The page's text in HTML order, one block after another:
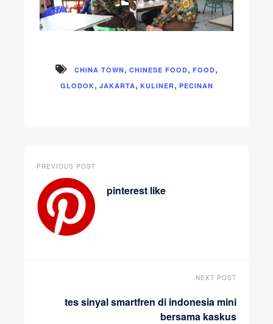
CHINA TOWN, CHINESE FOOD, FOOD,
GLODOK, JAKARTA, KULINER, PECINAN
PREVIOUS POST
pinterest like
NEXT POST
tes sinyal smartfren di indonesia mini
bersama kaskus